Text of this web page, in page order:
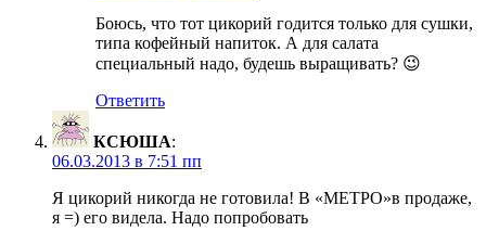
Боюсь, что тот цикорий годится только для сушки,
типа кофейный напиток. А для салата
специальный надо, будешь выращивать? 😉
Ответить
КСЮША:
06.03.2013 в 7:51 пп
Я цикорий никогда не готовила! В «МЕТРО»в продаже,
я =) его видела. Надо попробовать